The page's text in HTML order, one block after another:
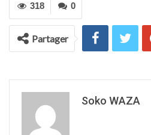
0
318
Partager
Soko WAZA